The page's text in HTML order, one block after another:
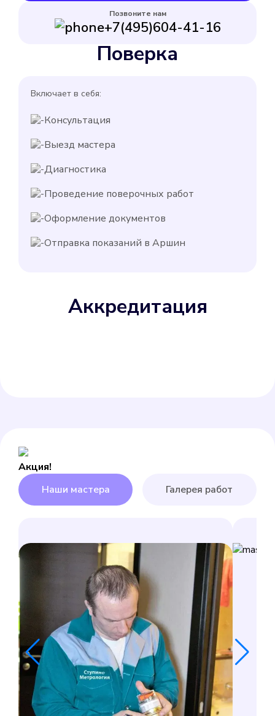
Поверка
Включает в себя:
Консультация
Выезд мастера
Диагностика
Проведение поверочных работ
Оформление документов
Отправка показаний в Аршин
Аккредитация
Позвоните нам
+7(495)604-41-16
Акция!
Наши мастера
Галерея работ